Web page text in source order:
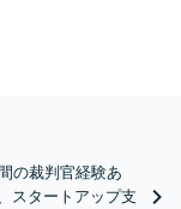
の裁判官経験あ
スタートアップ支